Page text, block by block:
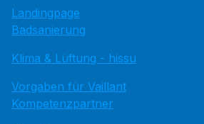
Landingpage
Badsanierung
Klima & Lüftung - hissu
Vorgaben für Vaillant
Kompetenzpartner